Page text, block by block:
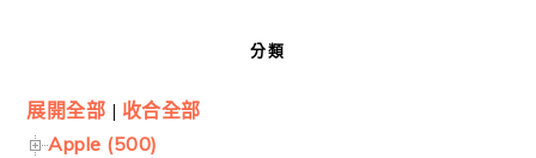
分類
展開全部 | 收合全部
Apple (500)